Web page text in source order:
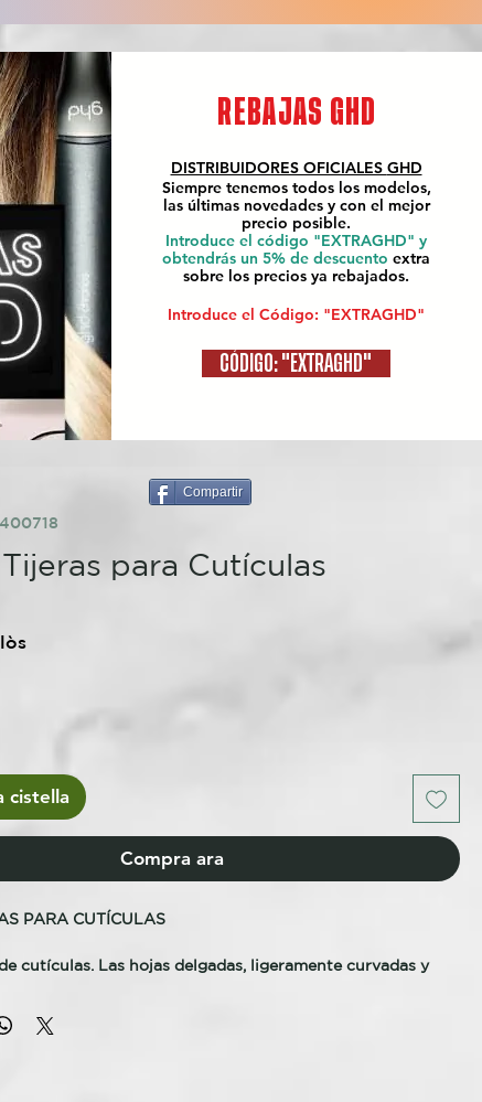
REBAJAS GHD
DISTRIBUIDORES OFICIALES GHD
Siempre tenemos todos los modelos,
las últimas novedades y con el mejor
precio posible.
Introduce el código "EXTRAGHD" y
obtendrás un 5% de descuento extra
sobre los precios ya rebajados.
Introduce el Código: "EXTRAGHD"
CÓDIGO: "EXTRAGHD"
para Cutículas
cistella
Compra ara
PARA CUTÍCULAS
cutículas. Las hojas delgadas, ligeramente curvadas y
Compartir